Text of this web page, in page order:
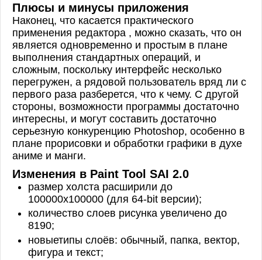
Плюсы и минусы приложения
Наконец, что касается практического
применения редактора , можно сказать, что он
является одновременно и простым в плане
выполнения стандартных операций, и
сложным, поскольку интерфейс несколько
перегружен, а рядовой пользователь вряд ли с
первого раза разберется, что к чему. С другой
стороны, возможности программы достаточно
интересны, и могут составить достаточно
серьезную конкуренцию Photoshop, особенно в
плане прорисовки и обработки графики в духе
аниме и манги.
Изменения в Paint Tool SAI 2.0
размер холста расширили до
100000x100000 (для 64-bit версии);
количество слоев рисунка увеличено до
8190;
новыетипы слоёв: обычный, папка, вектор,
фигура и текст;